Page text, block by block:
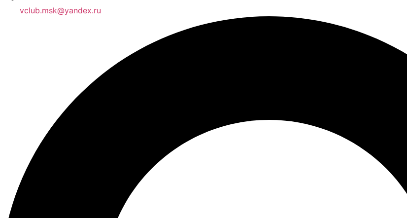
vclub.msk@yandex.ru